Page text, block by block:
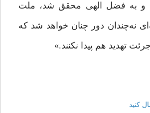
و به فضل الهی محقق شد، ملت
نه‌چندان دور چنان خواهد شد که
تهدید هم پیدا نکنند.»
کنید